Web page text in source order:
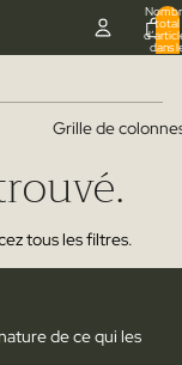
total
dans
Grille de
tous les filtres.
de ce qui les